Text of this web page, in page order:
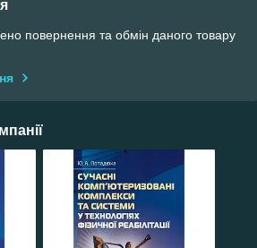
повернення та обмін даного товару